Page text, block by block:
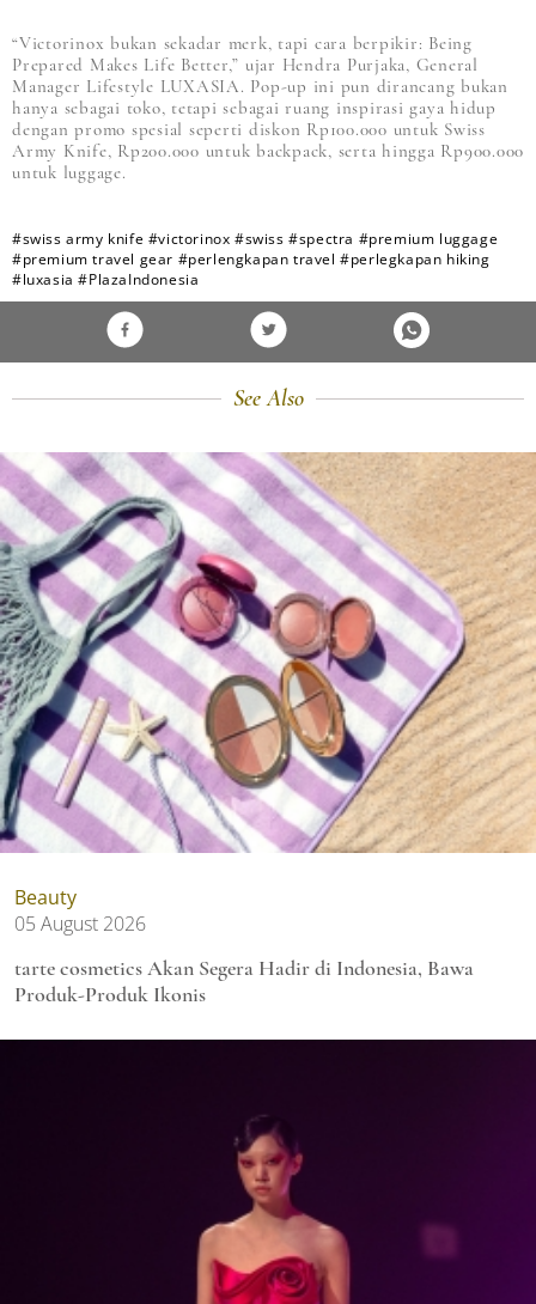
“Victorinox bukan sekadar merk, tapi cara berpikir: Being
Prepared Makes Life Better,” ujar Hendra Purjaka, General
Manager Lifestyle LUXASIA. Pop-up ini pun dirancang bukan
hanya sebagai toko, tetapi sebagai ruang inspirasi gaya hidup
dengan promo spesial seperti diskon Rp100.000 untuk Swiss
Army Knife, Rp200.000 untuk backpack, serta hingga Rp900.000
untuk luggage.
#swiss army knife #victorinox #swiss #spectra #premium luggage
#premium travel gear #perlengkapan travel #perlegkapan hiking
#luxasia #PlazaIndonesia
See Also
Beauty
05 August 2026
tarte cosmetics Akan Segera Hadir di Indonesia, Bawa
Produk-Produk Ikonis